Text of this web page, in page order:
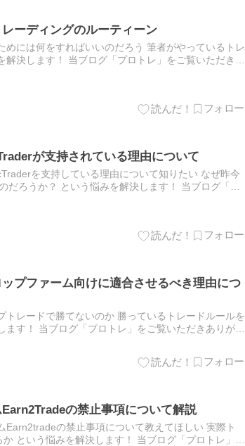
ーディングのルーティーン
には何をすればいいのだろう 筆者がやっているトレ
決します！ 当ブログ「プロトレ」をご覧いただきあ
が支持されている理由について
を支持している理由について知りたい なぜ昨今
ろうか？ という悩みを解決します！ 当ブログ「プ
プファーム向けに適合させるべき理由につ
トレードで勝てないのか 勝っているトレードルールを
す！ 当ブログ「プロトレ」をご覧いただきありがと
の禁止事項について解説
の禁止事項について教えてほしい 実際ト
という悩みを解決します！ 当ブログ「プロトレ」を